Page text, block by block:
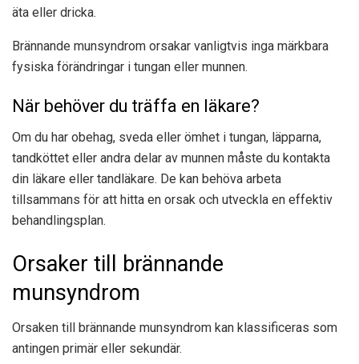
äta eller dricka.
Brännande munsyndrom orsakar vanligtvis inga märkbara
fysiska förändringar i tungan eller munnen.
När behöver du träffa en läkare?
Om du har obehag, sveda eller ömhet i tungan, läpparna,
tandköttet eller andra delar av munnen måste du kontakta
din läkare eller tandläkare. De kan behöva arbeta
tillsammans för att hitta en orsak och utveckla en effektiv
behandlingsplan.
Orsaker till brännande
munsyndrom
Orsaken till brännande munsyndrom kan klassificeras som
antingen primär eller sekundär.